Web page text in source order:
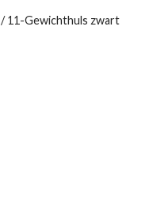
/ 11-Gewichthuls zwart